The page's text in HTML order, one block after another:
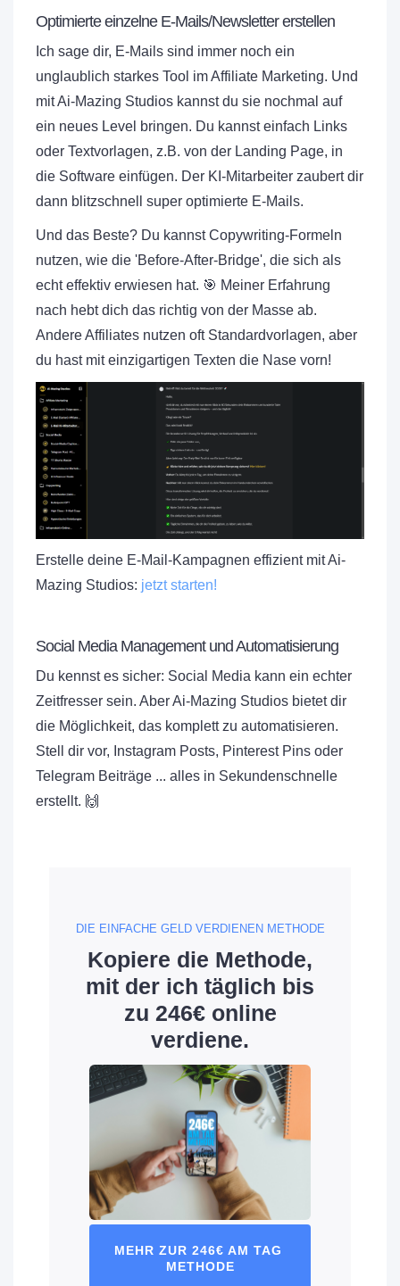
Optimierte einzelne E-Mails/Newsletter erstellen
Ich sage dir, E-Mails sind immer noch ein
unglaublich starkes Tool im Affiliate Marketing. Und
mit Ai-Mazing Studios kannst du sie nochmal auf
ein neues Level bringen. Du kannst einfach Links
oder Textvorlagen, z.B. von der Landing Page, in
die Software einfügen. Der KI-Mitarbeiter zaubert dir
dann blitzschnell super optimierte E-Mails.
Und das Beste? Du kannst Copywriting-Formeln
nutzen, wie die 'Before-After-Bridge', die sich als
echt effektiv erwiesen hat. 🎯 Meiner Erfahrung
nach hebt dich das richtig von der Masse ab.
Andere Affiliates nutzen oft Standardvorlagen, aber
du hast mit einzigartigen Texten die Nase vorn!
Erstelle deine E-Mail-Kampagnen effizient mit Ai-
Mazing Studios: jetzt starten!
Social Media Management und Automatisierung
Du kennst es sicher: Social Media kann ein echter
Zeitfresser sein. Aber Ai-Mazing Studios bietet dir
die Möglichkeit, das komplett zu automatisieren.
Stell dir vor, Instagram Posts, Pinterest Pins oder
Telegram Beiträge ... alles in Sekundenschnelle
erstellt. 🙌
DIE EINFACHE GELD VERDIENEN METHODE
Kopiere die Methode,
mit der ich täglich bis
zu 246€ online
verdiene.
MEHR ZUR 246€ AM TAG
METHODE